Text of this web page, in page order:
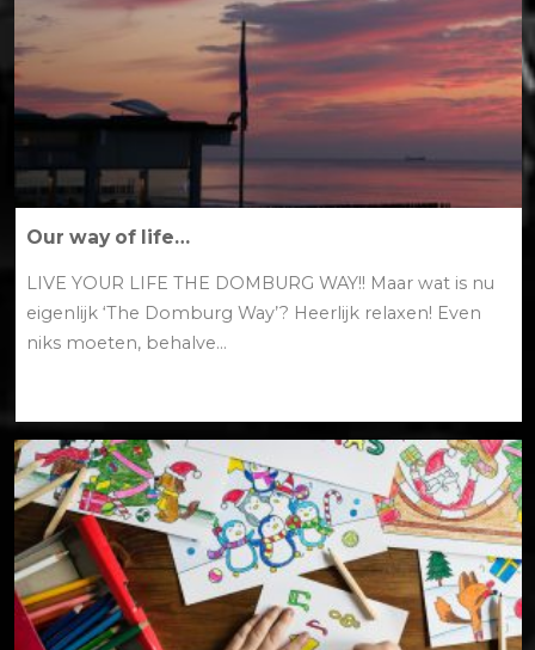
Our way of life…
LIVE YOUR LIFE THE DOMBURG WAY!! Maar wat is nu
eigenlijk ‘The Domburg Way’? Heerlijk relaxen! Even
niks moeten, behalve...